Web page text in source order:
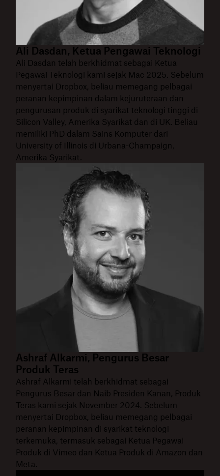
Ali Dasdan, Ketua Pengawai Teknologi
Ali Dasdan telah berkhidmat sebagai Ketua
Pegawai Teknologi kami sejak Mac 2025. Sebelum
menyertai Dropbox, beliau memegang pelbagai
peranan kepimpinan dalam kejuruteraan dan
pengurusan produk di syarikat teknologi tinggi di
Silicon Valley, Amerika Syarikat dan di UK. Beliau
memiliki PhD dalam Sains Komputer dari
University of Illinois di Urbana-Champaign,
Amerika Syarikat.
Ashraf Alkarmi, Pengurus Besar
Produk Teras
Ashraf Alkarmi telah berkhidmat sebagai
Pengurus Besar dan Naib Presiden Kanan, Produk
Teras kami sejak November 2024. Sebelum
menyertai Dropbox, beliau memegang pelbagai
peranan kepimpinan di syarikat teknologi
terkemuka, termasuk sebagai Ketua Pegawai
Produk di Vimeo dan Ketua Produk di Amazon dan
Meta.